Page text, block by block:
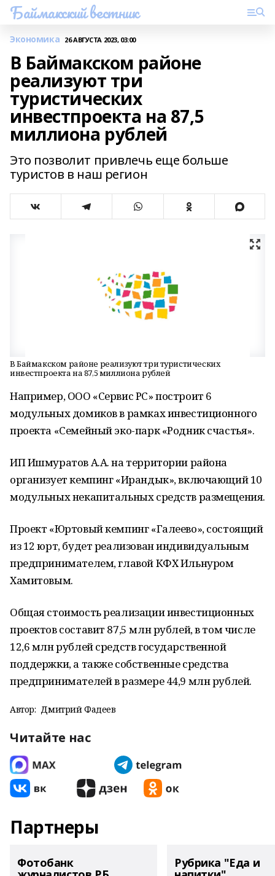
Баймакский вестник
Экономика 26 АВГУСТА 2023, 03:00
В Баймакском районе
реализуют три
туристических
инвестпроекта на 87,5
миллиона рублей
Это позволит привлечь еще больше
туристов в наш регион
В Баймакском районе реализуют три туристических
инвестпроекта на 87,5 миллиона рублей
Например, ООО «Сервис РС» построит 6
модульных домиков в рамках инвестиционного
проекта «Семейный эко-парк «Родник счастья».
ИП Ишмуратов А.А. на территории района
организует кемпинг «Ирандык», включающий 10
модульных некапитальных средств размещения.
Проект «Юртовый кемпинг «Галеево», состоящий
из 12 юрт, будет реализован индивидуальным
предпринимателем, главой КФХ Ильнуром
Хамитовым.
Общая стоимость реализации инвестиционных
проектов составит 87,5 млн рублей, в том числе
12,6 млн рублей средств государственной
поддержки, а также собственные средства
предпринимателей в размере 44,9 млн рублей.
Автор: Дмитрий Фадеев
Читайте нас
Партнеры
Фотобанк Рубрика "Еда и